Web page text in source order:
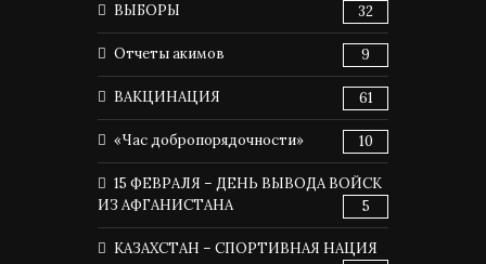
ВЫБОРЫ 32
Отчеты акимов 9
ВАКЦИНАЦИЯ 61
«Час добропорядочности» 10
15 ФЕВРАЛЯ – ДЕНЬ ВЫВОДА ВОЙСК
ИЗ АФГАНИСТАНА
5
КАЗАХСТАН – СПОРТИВНАЯ НАЦИЯ